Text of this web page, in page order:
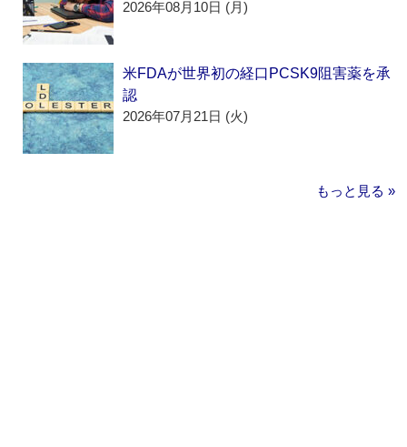
2026年08月10日 (月)
米FDAが世界初の経口PCSK9阻害薬を承
認
2026年07月21日 (火)
もっと見る »